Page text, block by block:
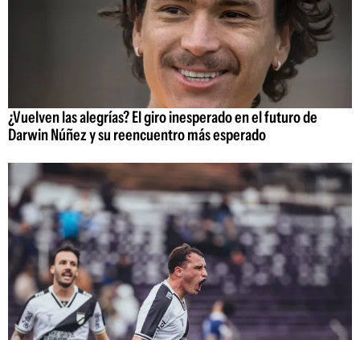
¿Vuelven las alegrías? El giro inesperado en el futuro de
Darwin Núñez y su reencuentro más esperado